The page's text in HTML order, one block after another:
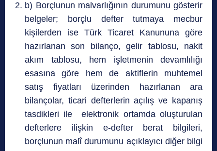
b) Borçlunun malvarlığının durumunu gösterir
belgeler; borçlu defter tutmaya mecbur
kişilerden ise Türk Ticaret Kanununa göre
hazırlanan son bilanço, gelir tablosu, nakit
akım tablosu, hem işletmenin devamlılığı
esasına göre hem de aktiflerin muhtemel
satış fiyatları üzerinden hazırlanan ara
bilançolar, ticari defterlerin açılış ve kapanış
tasdikleri ile elektronik ortamda oluşturulan
defterlere ilişkin e-defter berat bilgileri,
borçlunun malî durumunu açıklayıcı diğer bilgi